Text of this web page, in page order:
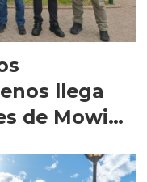
llega
de Mowi